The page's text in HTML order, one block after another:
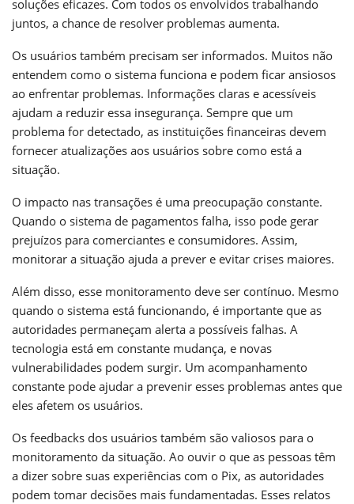
soluções eficazes. Com todos os envolvidos trabalhando
juntos, a chance de resolver problemas aumenta.
Os usuários também precisam ser informados. Muitos não
entendem como o sistema funciona e podem ficar ansiosos
ao enfrentar problemas. Informações claras e acessíveis
ajudam a reduzir essa insegurança. Sempre que um
problema for detectado, as instituições financeiras devem
fornecer atualizações aos usuários sobre como está a
situação.
O impacto nas transações é uma preocupação constante.
Quando o sistema de pagamentos falha, isso pode gerar
prejuízos para comerciantes e consumidores. Assim,
monitorar a situação ajuda a prever e evitar crises maiores.
Além disso, esse monitoramento deve ser contínuo. Mesmo
quando o sistema está funcionando, é importante que as
autoridades permaneçam alerta a possíveis falhas. A
tecnologia está em constante mudança, e novas
vulnerabilidades podem surgir. Um acompanhamento
constante pode ajudar a prevenir esses problemas antes que
eles afetem os usuários.
Os feedbacks dos usuários também são valiosos para o
monitoramento da situação. Ao ouvir o que as pessoas têm
a dizer sobre suas experiências com o Pix, as autoridades
podem tomar decisões mais fundamentadas. Esses relatos